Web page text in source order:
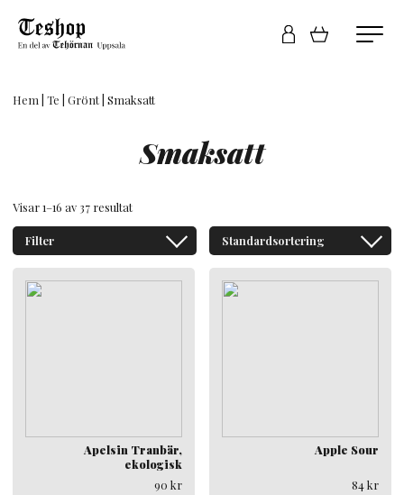
Hem Te Grönt | Smaksatt
Smaksatt
Visar 1–16 av 37 resultat
Filter
Apelsin Tranbär,
ekologisk
90 kr
Apple Sour
84kr